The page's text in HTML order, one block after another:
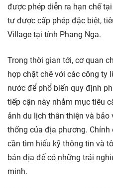
được phép diễn ra hạn chế
tư được cấp phép đặc biệt,
Village tại tỉnh Phang Nga.
Trong thời gian tới, cơ quan
hợp chặt chẽ với các công ty
nước để phổ biến quy định
tiếp cận này nhằm mục tiêu
ảnh du lịch thân thiện và bảo
thống của địa phương. Chính
cần tìm hiểu kỹ thông tin và
bản địa để có những trải
minh.